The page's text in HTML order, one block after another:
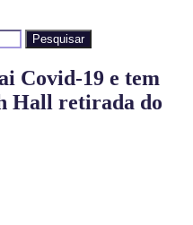
Pesquisar
Covid-19 e tem
Hall retirada do